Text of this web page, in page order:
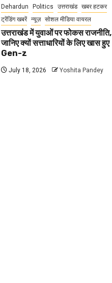
Dehardun Politics उत्तराखंड खबर हटकर
ट्रेंडिंग खबरें न्यूज़ सोशल मीडिया वायरल
उत्तराखंड में युवाओं पर फोकस राजनीति,
जानिए क्यों सत्ताधारियों के लिए खास हुए
Gen-z
July 18, 2026 Yoshita Pandey